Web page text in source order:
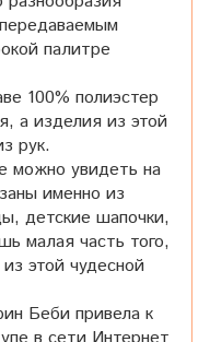
палитре
100% полиэстер
а изделия из этой
рук.
можно увидеть на
именно из
детские шапочки,
малая часть того,
этой чудесной
Беби привела к